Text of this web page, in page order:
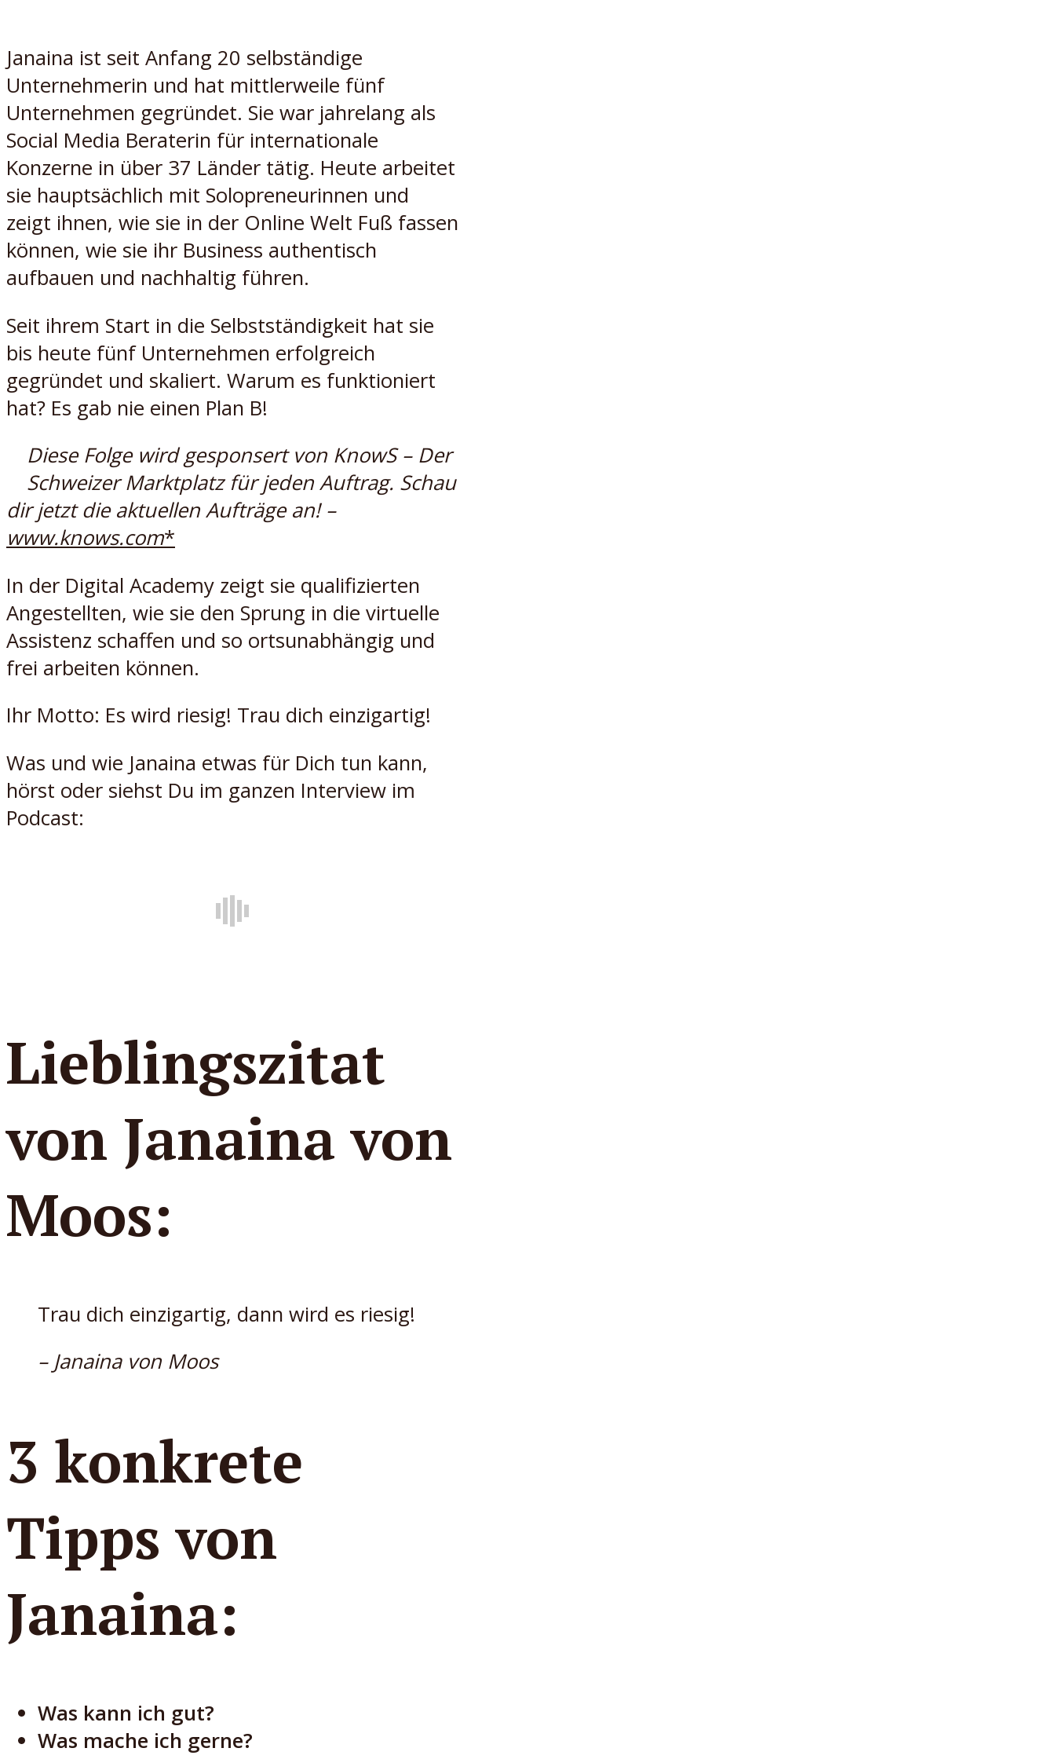
Janaina ist seit Anfang 20 selbständige
Unternehmerin und hat mittlerweile fünf
Unternehmen gegründet. Sie war jahrelang als
Social Media Beraterin für internationale
Konzerne in über 37 Länder tätig. Heute arbeitet
sie hauptsächlich mit Solopreneurinnen und
zeigt ihnen, wie sie in der Online Welt Fuß fassen
können, wie sie ihr Business authentisch
aufbauen und nachhaltig führen.
Seit ihrem Start in die Selbstständigkeit hat sie
bis heute fünf Unternehmen erfolgreich
gegründet und skaliert. Warum es funktioniert
hat? Es gab nie einen Plan B!
Diese Folge wird gesponsert von KnowS – Der
Schweizer Marktplatz für jeden Auftrag. Schau
dir jetzt die aktuellen Aufträge an! –
www.knows.com*
In der Digital Academy zeigt sie qualifizierten
Angestellten, wie sie den Sprung in die virtuelle
Assistenz schaffen und so ortsunabhängig und
frei arbeiten können.
Ihr Motto: Es wird riesig! Trau dich einzigartig!
Was und wie Janaina etwas für Dich tun kann,
hörst oder siehst Du im ganzen Interview im
Podcast:
Lieblingszitat
von Janaina von
Moos:
Trau dich einzigartig, dann wird es riesig!
– Janaina von Moos
3 konkrete
Tipps von
Janaina:
Was kann ich gut?
Was mache ich gerne?